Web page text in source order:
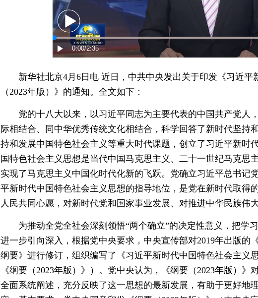
新华社北京4月6日电 近日，中共中央发出关于印发《习近平
（2023年版）》的通知。全文如下：
党的十八大以来，以习近平同志为主要代表的中国共产党人
际相结合、同中华优秀传统文化相结合，科学回答了新时代坚持
持和发展中国特色社会主义等重大时代课题，创立了习近平新时
国特色社会主义思想是当代中国马克思主义、二十一世纪马克思
实现了马克思主义中国化时代化新的飞跃。党确立习近平总书记
平新时代中国特色社会主义思想的指导地位，是党在新时代取得
人民共同心愿，对新时代党和国家事业发展、对推进中华民族伟
为推动全党全社会深刻领悟“两个确立”的决定性意义，把学
进一步引向深入，根据党中央要求，中央宣传部对2019年出版的
纲要》进行修订，组织编写了《习近平新时代中国特色社会主义
《纲要（2023年版）》）。党中央认为，《纲要（2023年版）
全面系统阐述，充分反映了这一思想的最新发展，有助于更好地